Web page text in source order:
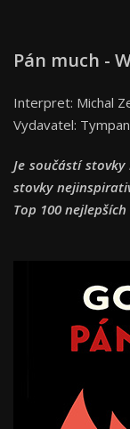
Pán much -
Interpret: Michal
Vydavatel:
Je součástí
stovky
Top 100